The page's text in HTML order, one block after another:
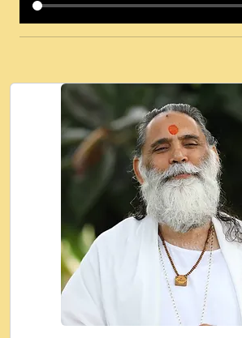
कई पकड क मर हथ र मह वदवन
Ki - Krishna Bhajan - New
#Ishwar Bhakti.mp3
जब से गीता ज्ञान पाया मैं बड़ी मस्ती
Rishikesh - Ratan Ji Rasik.mp3
तन हल दल द सनव मड उतत सर
गल लग जव त सर उतत हथ रख द!.mp3
तू कर प्रीतम से प्रीत, यूहीं दिन
2018 - Rishikesh - Swami
Maharaj.mp3
न म गवद गपल गद फर, पयर महन न